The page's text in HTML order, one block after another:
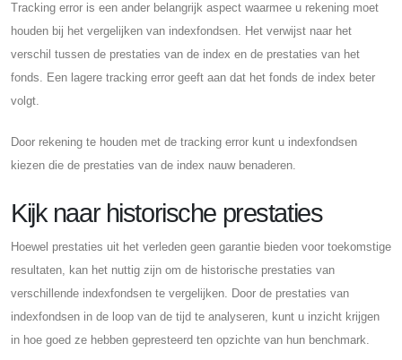
Tracking error is een ander belangrijk aspect waarmee u rekening moet
houden bij het vergelijken van indexfondsen. Het verwijst naar het
verschil tussen de prestaties van de index en de prestaties van het
fonds. Een lagere tracking error geeft aan dat het fonds de index beter
volgt.
Door rekening te houden met de tracking error kunt u indexfondsen
kiezen die de prestaties van de index nauw benaderen.
Kijk naar historische prestaties
Hoewel prestaties uit het verleden geen garantie bieden voor toekomstige
resultaten, kan het nuttig zijn om de historische prestaties van
verschillende indexfondsen te vergelijken. Door de prestaties van
indexfondsen in de loop van de tijd te analyseren, kunt u inzicht krijgen
in hoe goed ze hebben gepresteerd ten opzichte van hun benchmark.